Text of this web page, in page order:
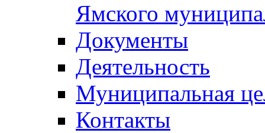
Ямского
Документы
Деятельность
Муниципальная
Контакты